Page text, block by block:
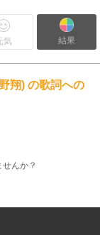
気 結果
翔) の歌詞への
んか？